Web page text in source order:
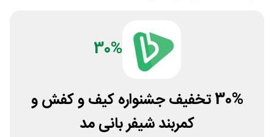
30%
30% تخفیف جشنواره کیف و کفش و
کمربند شیفر بانی مد